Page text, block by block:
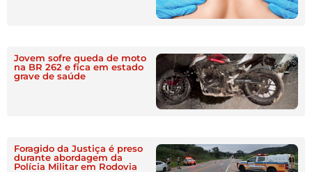
Jovem sofre queda de moto
na BR 262 e fica em estado
grave de saúde
Foragido da Justiça é preso
durante abordagem da
Polícia Militar em Rodovia